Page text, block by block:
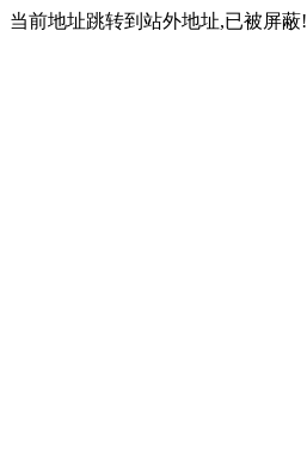
当前地址跳转到站外地址,已被屏蔽!